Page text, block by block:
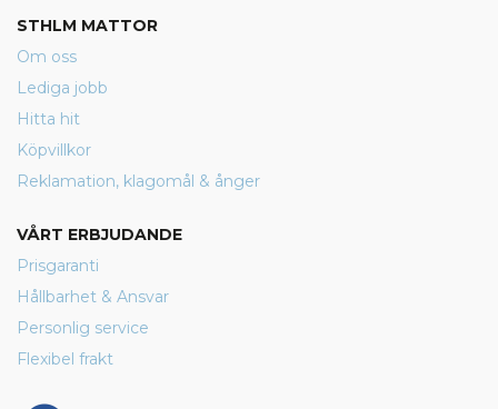
STHLM MATTOR
Om oss
Lediga jobb
Hitta hit
Köpvillkor
Reklamation, klagomål & ånger
VÅRT ERBJUDANDE
Prisgaranti
Hållbarhet & Ansvar
Personlig service
Flexibel frakt